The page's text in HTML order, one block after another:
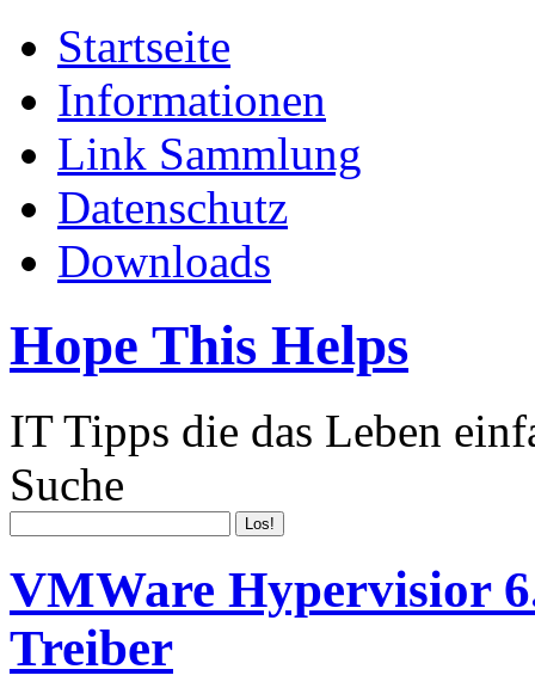
Startseite
Informationen
Link Sammlung
Datenschutz
Downloads
Hope This Helps
IT Tipps die das Leben
Suche
VMWare Hypervisior
Treiber